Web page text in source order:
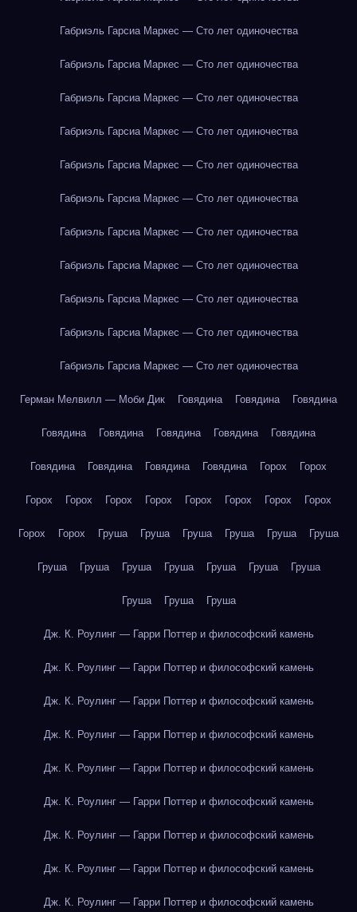
Габриэль Гарсиа Маркес — Сто лет одиночества
Габриэль Гарсиа Маркес — Сто лет одиночества
Габриэль Гарсиа Маркес — Сто лет одиночества
Габриэль Гарсиа Маркес — Сто лет одиночества
Габриэль Гарсиа Маркес — Сто лет одиночества
Габриэль Гарсиа Маркес — Сто лет одиночества
Габриэль Гарсиа Маркес — Сто лет одиночества
Габриэль Гарсиа Маркес — Сто лет одиночества
Габриэль Гарсиа Маркес — Сто лет одиночества
Габриэль Гарсиа Маркес — Сто лет одиночества
Габриэль Гарсиа Маркес — Сто лет одиночества
Герман Мелвилл — Моби Дик Говядина Говядина Говядина
Говядина Говядина Говядина Говядина Говядина
Говядина Говядина Говядина Говядина Горох Горох
Горох Горох Горох Горох Горох Горох Горох Горох
Горох Горох Груша Груша Груша Груша Груша Груша
Груша Груша Груша Груша Груша Груша Груша
Груша Груша Груша
Дж. К. Роулинг — Гарри Поттер и философский камень
Дж. К. Роулинг — Гарри Поттер и философский камень
Дж. К. Роулинг — Гарри Поттер и философский камень
Дж. К. Роулинг — Гарри Поттер и философский камень
Дж. К. Роулинг — Гарри Поттер и философский камень
Дж. К. Роулинг — Гарри Поттер и философский камень
Дж. К. Роулинг — Гарри Поттер и философский камень
Дж. К. Роулинг — Гарри Поттер и философский камень
Дж. К. Роулинг — Гарри Поттер и философский камень